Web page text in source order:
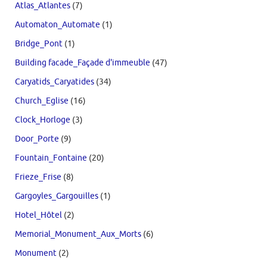
Atlas_Atlantes (7)
Automaton_Automate (1)
Bridge_Pont (1)
Building facade_Façade d'immeuble (47)
Caryatids_Caryatides (34)
Church_Eglise (16)
Clock_Horloge (3)
Door_Porte (9)
Fountain_Fontaine (20)
Frieze_Frise (8)
Gargoyles_Gargouilles (1)
Hotel_Hôtel (2)
Memorial_Monument_Aux_Morts (6)
Monument (2)